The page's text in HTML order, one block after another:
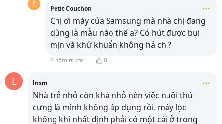
P
Petit Couchon
Chị ơi máy của Samsung mà nhà chị đang
dùng là mẫu nào thế ạ? Có hút được bụi
mịn và khử khuẩn không hả chị?
6 năm trước 0
L lnsm
Nhà trẻ nhỏ còn khá nhỏ nên việc nuôi thú
cưng là mình không áp dụng rồi. máy lọc
không khí nhất định phải có một cái ở trong